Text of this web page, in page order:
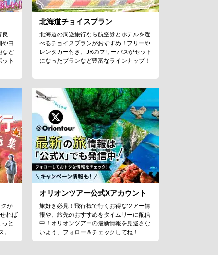
良
やヨ
など
ト
北海道チョイスプラン
北海道の周遊旅行なら航空券とホテルを選
べるチョイスプランがおすすめ！フリーや
レンタカー付き、JRのフリーパスがセット
になったプランなど豊富なラインナップ！
が
れば
っと
。
オリオンツアー公式Xアカウント
旅好き必見！飛行機で行くお得なツアー情
報や、旅先のおすすめをタイムリーに配信
中！オリオンツアーの最新情報を見逃さな
いよう、フォロー＆チェックしてね！